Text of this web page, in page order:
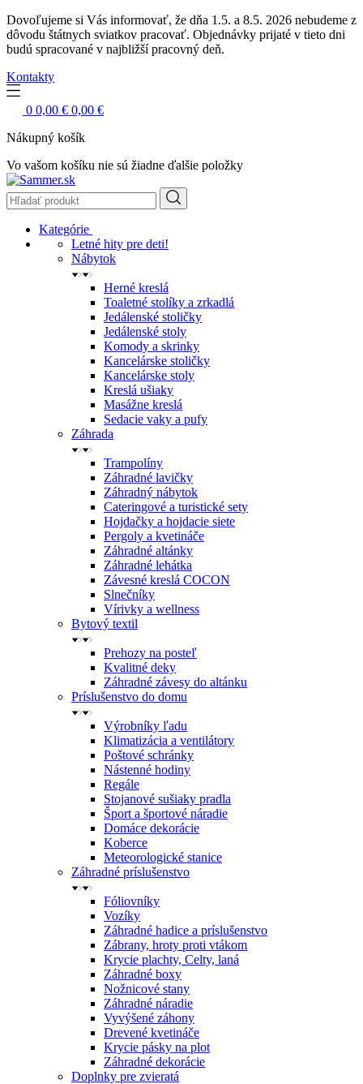
Dovoľujeme si Vás informovať, že dňa 1.5. a 8.5. 2026 nebudeme z
dôvodu štátnych sviatkov pracovať. Objednávky prijaté v tieto dni
budú spracované v najbližší pracovný deň.
Kontakty
0 0,00 € 0,00 €
Nákupný košík
Vo vašom košíku nie sú žiadne ďalšie položky
Kategórie
Letné hity pre deti!
Nábytok
Herné kreslá
Toaletné stolíky a zrkadlá
Jedálenské stoličky
Jedálenské stoly
Komody a skrinky
Kancelárske stoličky
Kancelárske stoly
Kreslá ušiaky
Masážne kreslá
Sedacie vaky a pufy
Záhrada
Trampolíny
Záhradné lavičky
Záhradný nábytok
Cateringové a turistické sety
Hojdačky a hojdacie siete
Pergoly a kvetináče
Záhradné altánky
Záhradné lehátka
Závesné kreslá COCON
Slnečníky
Vírivky a wellness
Bytový textil
Prehozy na posteľ
Kvalitné deky
Záhradné závesy do altánku
Príslušenstvo do domu
Výrobníky ľadu
Klimatizácia a ventilátory
Poštové schránky
Nástenné hodiny
Regále
Stojanové sušiaky pradla
Šport a športové náradie
Domáce dekorácie
Koberce
Meteorologické stanice
Záhradné príslušenstvo
Fóliovníky
Vozíky
Záhradné hadice a príslušenstvo
Zábrany, hroty proti vtákom
Krycie plachty, Celty, laná
Záhradné boxy
Nožnicové stany
Záhradné náradie
Vyvýšené záhony
Drevené kvetináče
Krycie pásky na plot
Záhradné dekorácie
Doplnky pre zvieratá